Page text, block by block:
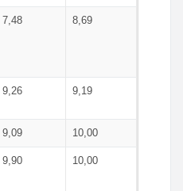
7,48 8,69
9,26 9,19
9,09 10,00
9,90 10,00